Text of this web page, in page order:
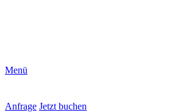
Menü
Anfrage Jetzt buchen